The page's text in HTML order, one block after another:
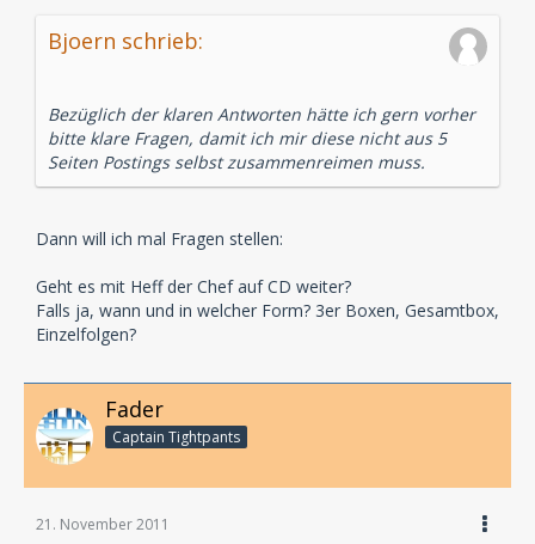
Bjoern schrieb:
Bezüglich der klaren Antworten hätte ich gern vorher
bitte klare Fragen, damit ich mir diese nicht aus 5
Seiten Postings selbst zusammenreimen muss.
Dann will ich mal Fragen stellen:
Geht es mit Heff der Chef auf CD weiter?
Falls ja, wann und in welcher Form? 3er Boxen, Gesamtbox,
Einzelfolgen?
Fader
Captain Tightpants
21. November 2011